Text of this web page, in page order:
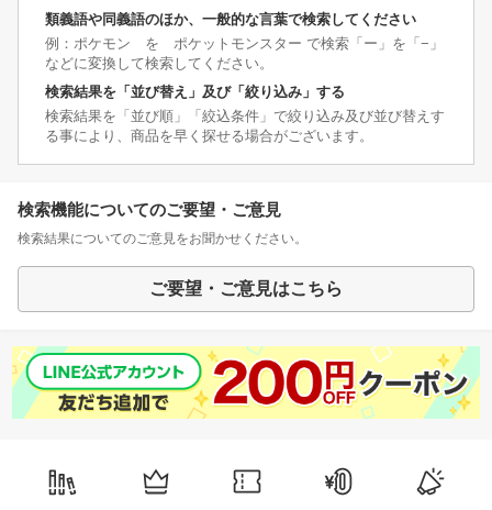
類義語や同義語のほか、一般的な言葉で検索してください
例：ポケモン を ポケットモンスター で検索「ー」を「−」
などに変換して検索してください。
検索結果を「並び替え」及び「絞り込み」する
検索結果を「並び順」「絞込条件」で絞り込み及び並び替えす
る事により、商品を早く探せる場合がございます。
検索機能についてのご要望・ご意見
検索結果についてのご意見をお聞かせください。
ご要望・ご意見はこちら